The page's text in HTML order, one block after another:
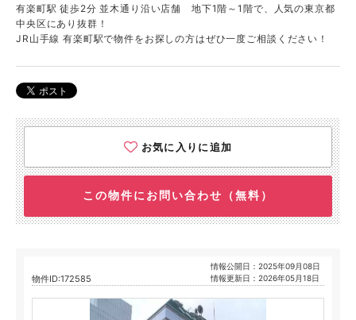
有楽町駅 徒歩2分 並木通り沿い店舗 地下1階～1階で、人気の東京都
中央区にあり抜群！
JR山手線 有楽町駅で物件をお探しの方はぜひ一度ご相談ください！
お気に入りに追加
この物件にお問い合わせ（無料）
物件ID:172585
情報公開日：2025年09月08日
情報更新日：2026年05月18日